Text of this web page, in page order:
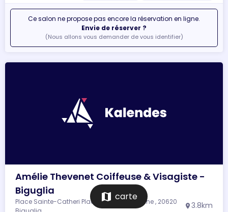
Ce salon ne propose pas encore la réservation en ligne.
Envie de réserver ?
(Nous allons vous demander de vous identifier)
Amélie Thevenet Coiffeuse & Visagiste -
Biguglia
Place Sainte-Catheri Place Sainte-Catherine , 20620
location_on 3.8km
map carte